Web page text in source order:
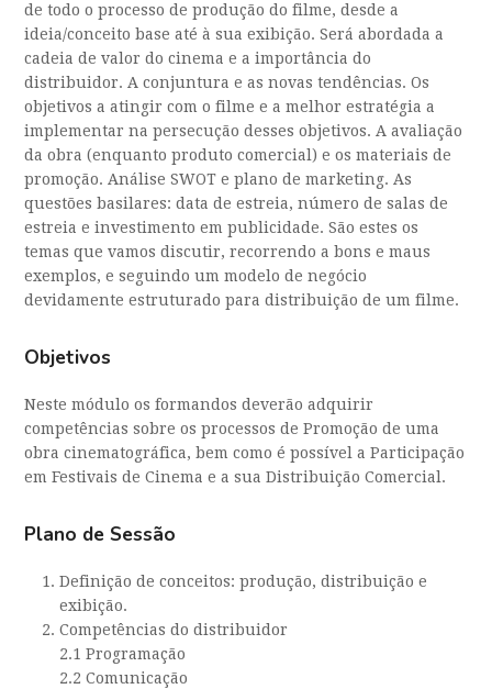
de todo o processo de produção do filme, desde a
ideia/conceito base até à sua exibição. Será abordada a
cadeia de valor do cinema e a importância do
distribuidor. A conjuntura e as novas tendências. Os
objetivos a atingir com o filme e a melhor estratégia a
implementar na persecução desses objetivos. A avaliação
da obra (enquanto produto comercial) e os materiais de
promoção. Análise SWOT e plano de marketing. As
questões basilares: data de estreia, número de salas de
estreia e investimento em publicidade. São estes os
temas que vamos discutir, recorrendo a bons e maus
exemplos, e seguindo um modelo de negócio
devidamente estruturado para distribuição de um filme.
Objetivos
Neste módulo os formandos deverão adquirir
competências sobre os processos de Promoção de uma
obra cinematográfica, bem como é possível a Participação
em Festivais de Cinema e a sua Distribuição Comercial.
Plano de Sessão
Definição de conceitos: produção, distribuição e
exibição.
Competências do distribuidor
2.1 Programação
2.2 Comunicação